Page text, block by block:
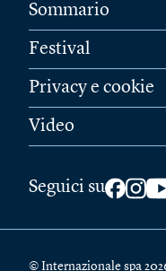
Sommario
Festival
Privacy e cookie
Video
Seguici su
© Internazionale spa